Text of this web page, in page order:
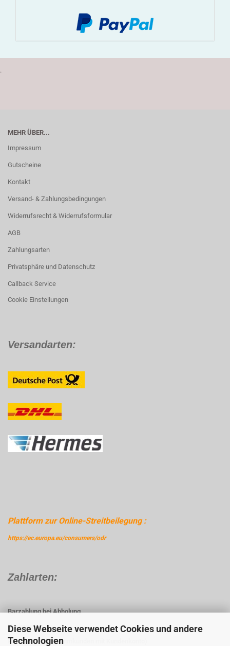
Diese Webseite verwendet Cookies und andere
Technologien
.
MEHR ÜBER...
Impressum
Gutscheine
Kontakt
Versand- & Zahlungsbedingungen
Widerrufsrecht & Widerrufsformular
AGB
Zahlungsarten
Privatsphäre und Datenschutz
Callback Service
Cookie Einstellungen
Versandarten:
Plattform zur Online-Streitbeilegung :
https://ec.europa.eu/consumers/odr
Zahlarten:
Barzahlung bei Abholung
Vorkasse
Rechnung (für Stammkunden mit Kundenkonto)